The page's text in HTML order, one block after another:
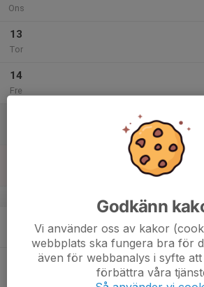
Ons
13
Tor
14
Fre
Godkänn
Vi använder oss av kakor
webbplats ska fungera bra för
även för webbanalys i syfte
förbättra våra